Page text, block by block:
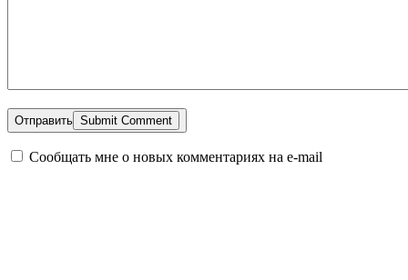
Отправить
Сообщать мне о новых комментариях на e-mail